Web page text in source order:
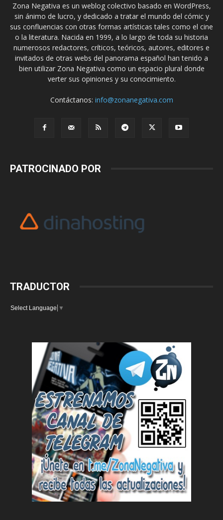
Zona Negativa es un weblog colectivo basado en WordPress,
sin ánimo de lucro, y dedicado a tratar el mundo del cómic y
sus confluencias con otras formas artísticas tales como el cine
o la literatura. Nacida en 1999, a lo largo de toda su historia
numerosos redactores, críticos, teóricos, autores, editores e
invitados de otras webs del panorama español han tenido a
bien utilizar Zona Negativa como un espacio plural donde
verter sus opiniones y su conocimiento.
Contáctanos: info@zonanegativa.com
PATROCINADO POR
TRADUCTOR
Select Language ▼